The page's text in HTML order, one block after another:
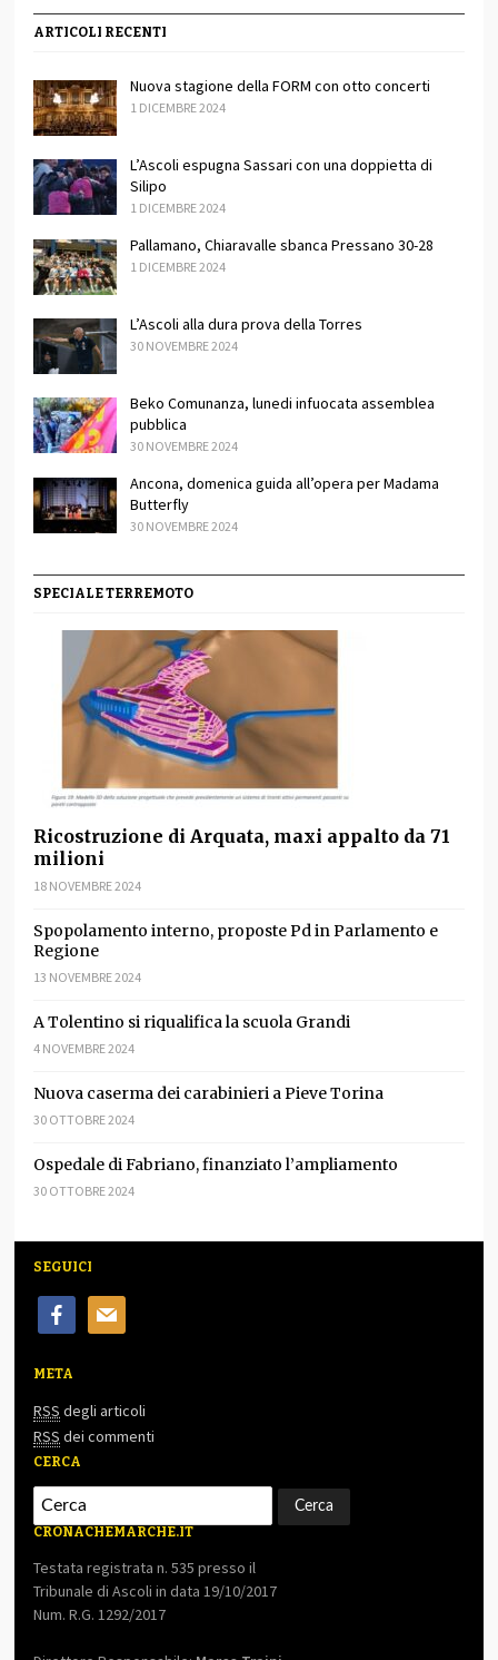
ARTICOLI RECENTI
Nuova stagione della FORM con otto concerti
1 DICEMBRE 2024
L’Ascoli espugna Sassari con una doppietta di
Silipo
1 DICEMBRE 2024
Pallamano, Chiaravalle sbanca Pressano 30-28
1 DICEMBRE 2024
L’Ascoli alla dura prova della Torres
30 NOVEMBRE 2024
Beko Comunanza, lunedi infuocata assemblea
pubblica
30 NOVEMBRE 2024
Ancona, domenica guida all’opera per Madama
Butterfly
30 NOVEMBRE 2024
SPECIALE TERREMOTO
Ricostruzione di Arquata, maxi appalto da 71
milioni
18 NOVEMBRE 2024
Spopolamento interno, proposte Pd in Parlamento e
Regione
13 NOVEMBRE 2024
A Tolentino si riqualifica la scuola Grandi
4 NOVEMBRE 2024
Nuova caserma dei carabinieri a Pieve Torina
30 OTTOBRE 2024
Ospedale di Fabriano, finanziato l’ampliamento
30 OTTOBRE 2024
SEGUICI
facebookmail
META
RSS degli articoli
RSS dei commenti
CERCA
CRONACHEMARCHE.IT
Testata registrata n. 535 presso il
Tribunale di Ascoli in data 19/10/2017
Num. R.G. 1292/2017